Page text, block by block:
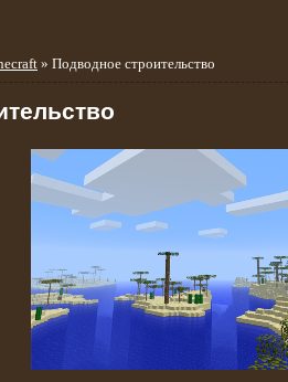
» Подводное строительство